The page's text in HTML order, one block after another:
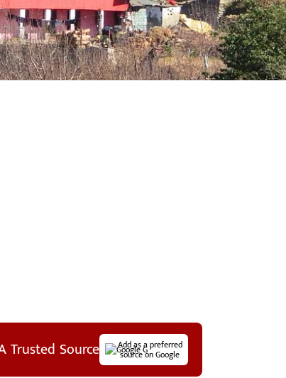
Trusted Source Add as a preferred
source on Google